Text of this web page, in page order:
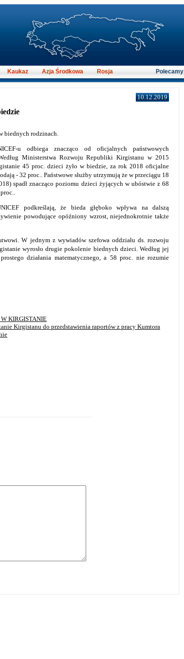
10.12.2019
biednych rodzinach.
u odbiega znacząco od oficjalnych państwowych
Ministerstwa Rozwoju Republiki Kirgistanu w 2015
45 proc. dzieci żyło w biedzie, za rok 2018 oficjalne
- 32 proc.. Państwowe służby utrzymują że w przeciągu 18
spadł znacząco poziomu dzieci żyjących w ubóstwie z 68
podkreślają, że bieda głęboko wpływa na dalszą
powodujące opóźniony wzrost, niejednokrotnie także
W jednym z wywiadów szefowa oddziału ds. rozwoju
wyrosło drugie pokolenie biednych dzieci. Według jej
działania matematycznego, a 58 proc. nie rozumie
KIRGISTANIE
Kirgistanu do przedstawienia raportów z pracy Kumtora
Kaukaz Azja Środkowa Rosja Polecamy